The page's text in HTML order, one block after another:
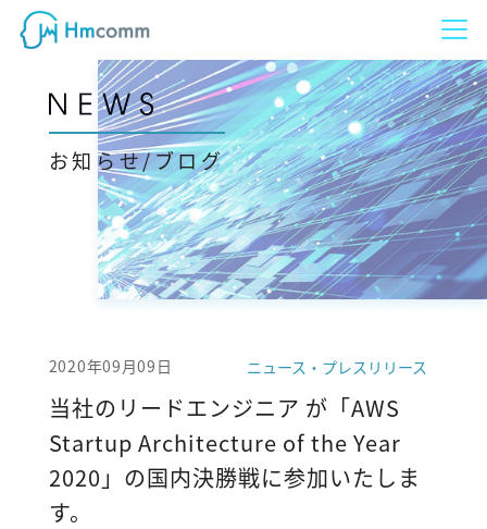
お知らせ/ブログ
2020年09月09日 ニュース・プレスリリース
当社のリードエンジニア が「AWS
Startup Architecture of the Year
2020」の国内決勝戦に参加いたしま
す。